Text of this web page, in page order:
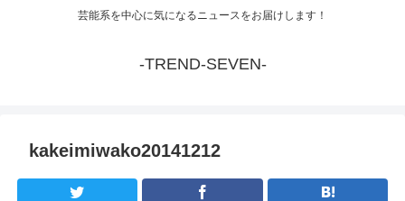
芸能系を中心に気になるニュースをお届けします！
-TREND-SEVEN-
kakeimiwako20141212